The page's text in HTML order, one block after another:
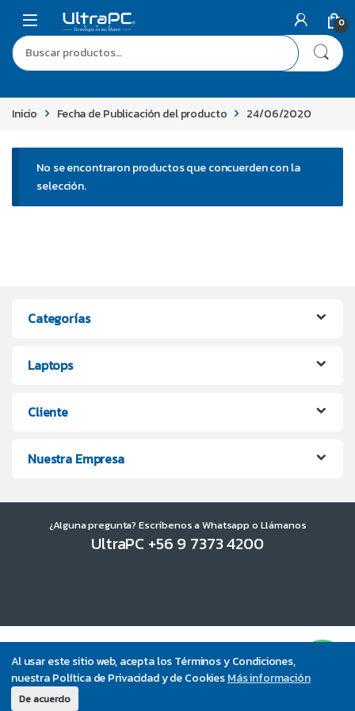
Al usar este sitio web, acepta los Términos y Condiciones,
nuestra Política de Privacidad y de CookiesMás información
De acuerdo
0
Inicio Fecha de Publicación del producto 24/06/2020
No se encontraron productos que concuerden con la
selección.
Categorías
Laptops
Cliente
Nuestra Empresa
¿Alguna pregunta? Escríbenos a Whatsapp o Llámanos
UltraPC +56 9 7373 4200